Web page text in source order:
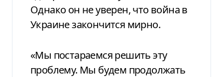
Однако он не уверен, что война в
Украине закончится мирно.
«Мы постараемся решить эту
проблему. Мы будем продолжать